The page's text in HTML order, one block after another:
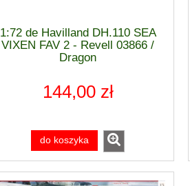
1:72 de Havilland DH.110 SEA
VIXEN FAV 2 - Revell 03866 /
Dragon
144,00 zł
do koszyka